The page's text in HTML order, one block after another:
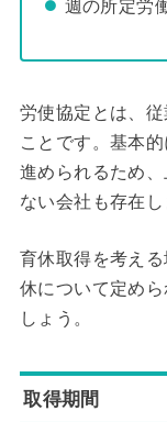
週の所定労
労使協定とは、
ことです。基本
進められるため
ない会社も存在し
育休取得を考え
休について定め
しょう。
取得期間